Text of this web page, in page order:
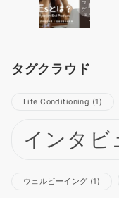
タグクラウド
Life Conditioning (1)
インタビ
ウェルビーイング (1)